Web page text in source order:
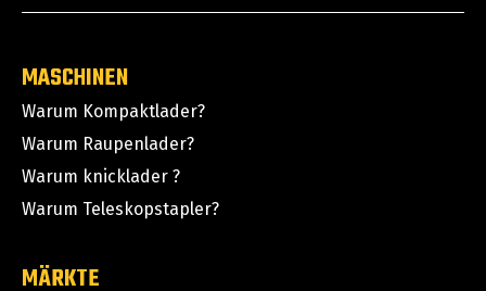
MASCHINEN
Warum Kompaktlader?
Warum Raupenlader?
Warum knicklader ?
Warum Teleskopstapler?
MÄRKTE